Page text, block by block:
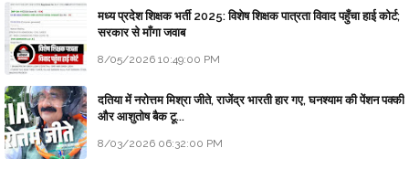
मध्य प्रदेश शिक्षक भर्ती 2025: विशेष शिक्षक पात्रता विवाद पहुँचा हाई कोर्ट;
सरकार से माँगा जवाब
8/05/2026 10:49:00 PM
दतिया में नरोत्तम मिश्रा जीते, राजेंद्र भारती हार गए, घनश्याम की पेंशन पक्की
और आशुतोष बैक टू...
8/03/2026 06:32:00 PM